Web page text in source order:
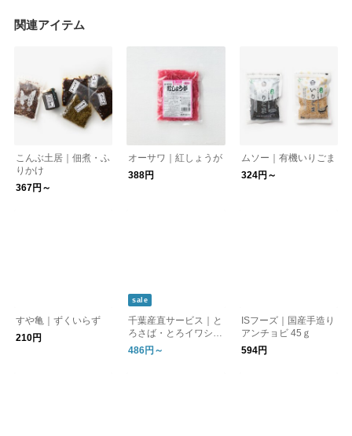
関連アイテム
こんぶ土居｜佃煮・ふ
りかけ
367円～
オーサワ｜紅しょうが
388円
ムソー｜有機いりごま
324円～
すや亀｜ずくいらず
210円
sale
千葉産直サービス｜と
ろさば・とろイワシ缶
詰
486円～
ISフーズ｜国産手造り
アンチョビ 45ｇ
594円